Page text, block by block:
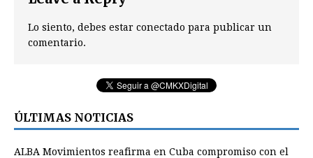
Lo siento, debes estar conectado para publicar un
comentario.
ÚLTIMAS NOTICIAS
ALBA Movimientos reafirma en Cuba compromiso con el